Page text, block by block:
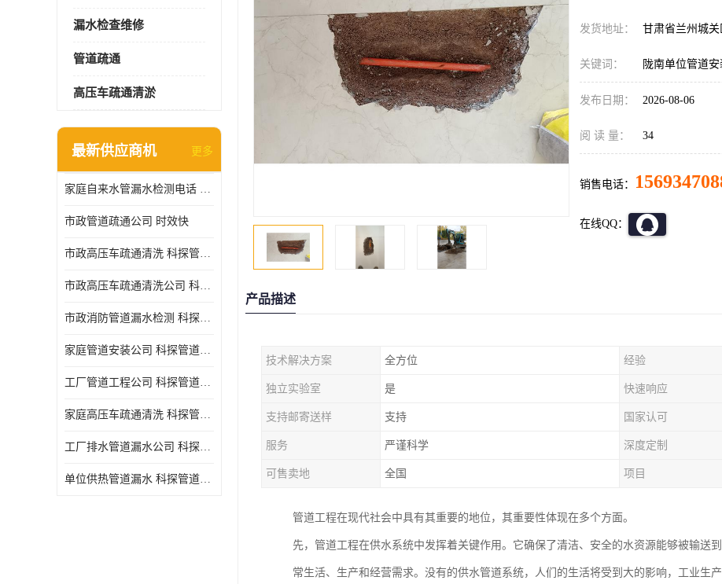
漏水检查维修
管道疏通
高压车疏通清淤
最新供应商机 更多
家庭自来水管漏水检测电话 服务周到
市政管道疏通公司 时效快
市政高压车疏通清洗 科探管道工程 设备齐
市政高压车疏通清洗公司 科探管道工程 经验丰富
市政消防管道漏水检测 科探管道工程 快速上门
家庭管道安装公司 科探管道工程 团队服务
工厂管道工程公司 科探管道工程 时效快
家庭高压车疏通清洗 科探管道工程 服务周到
工厂排水管道漏水公司 科探管道工程 快速上门
单位供热管道漏水 科探管道工程 设备齐
发货地址： 甘肃省兰州城关
关键词： 陇南单位管道安
发布日期： 2026-08-06
阅 读 量： 34
销售电话：
在线QQ：
产品描述
技术解决方案 全方位 经验
独立实验室 是 快速响应
支持邮寄送样 支持 国家认可
服务 严谨科学 深度定制
可售卖地 全国 项目
管道工程在现代社会中具有其重要的地位，其重要性体现在多个方面。
先，管道工程在供水系统中发挥着关键作用。它确保了清洁、安全的水资源能够被输送
常生活、生产和经营需求。没有的供水管道系统，人们的生活将受到大的影响，工业生产